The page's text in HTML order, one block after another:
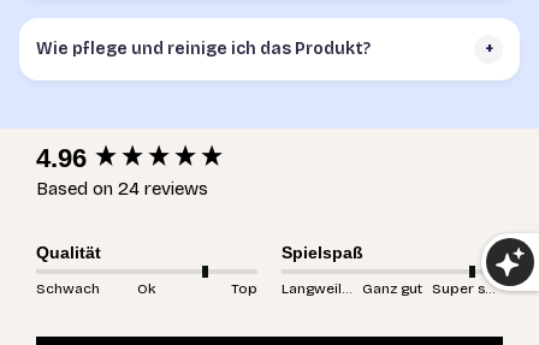
Wie pflege und reinige ich das Produkt? +
4.96
Based on 24 reviews
Qualität
Schwach Ok Top
Spielspaß
Langweilig Ganz gut Super spannend
New content loaded